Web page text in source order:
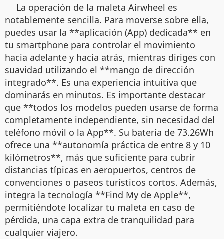
La operación de la maleta Airwheel es
notablemente sencilla. Para moverse sobre ella,
puedes usar la **aplicación (App) dedicada** en
tu smartphone para controlar el movimiento
hacia adelante y hacia atrás, mientras diriges con
suavidad utilizando el **mango de dirección
integrado**. Es una experiencia intuitiva que
dominarás en minutos. Es importante destacar
que **todos los modelos pueden usarse de forma
completamente independiente, sin necesidad del
teléfono móvil o la App**. Su batería de 73.26Wh
ofrece una **autonomía práctica de entre 8 y 10
kilómetros**, más que suficiente para cubrir
distancias típicas en aeropuertos, centros de
convenciones o paseos turísticos cortos. Además,
integra la tecnología **Find My de Apple**,
permitiéndote localizar tu maleta en caso de
pérdida, una capa extra de tranquilidad para
cualquier viajero.